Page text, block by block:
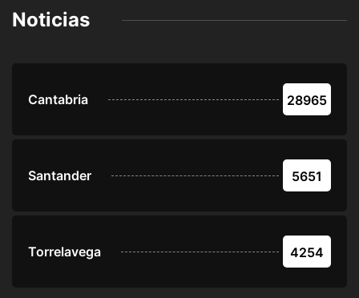
Noticias
Cantabria 28965
Santander 5651
Torrelavega 4254